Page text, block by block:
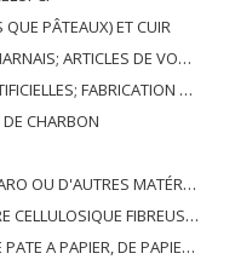
PÂTEAUX) ET CUIR
ARTICLES DE GUT ANIMAL (AUTRE QUE GUT DE SOIE-VERT)
FABRICATION DE CELLES-CI
CHARBON
DE COULÉE; BASKETWARE ET WICKERWORK
OU CARTON RÉCUPÉRÉ (DÉCHETS ET DÉCHETS)
DE PAPIER OU DE CARTON